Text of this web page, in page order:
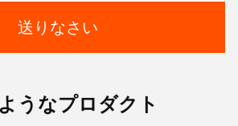
送りなさい
うなプロダクト